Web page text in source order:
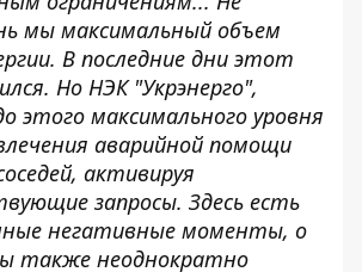
мы максимальный объем
. В последние дни этот
Но НЭК "Укрэнерго",
этого максимального уровня
аварийной помощи
активируя
запросы. Здесь есть
негативные моменты, о
также неоднократно